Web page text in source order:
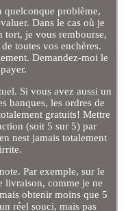
problème,
Dans le cas où je
tort, je vous rembourse,
toutes vos enchères.
Demandez-moi le
Si vous avez aussi un
banques, les ordres de
gratuits! Mettre
(soit 5 sur 5) par
nest jamais totalement
Par exemple, sur le
livraison, comme je ne
obtenir moins que 5
réel souci, mais pas